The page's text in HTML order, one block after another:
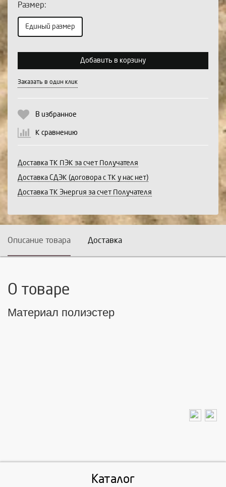
Размер:
Единый размер
Выберите количество:
Продолжить Отмена
Добавить в корзину
Заказать в один клик
В избранное
К сравнению
Доставка ТК ПЭК за счет Получателя
Доставка СДЭК (договора с ТК у нас нет)
Доставка ТК Энергия за счет Получателя
Описание товара Доставка
О товаре
Материал полиэстер
Каталог